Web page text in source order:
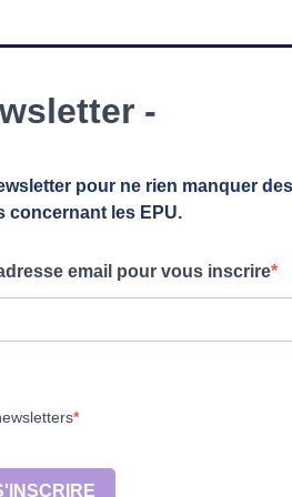
-
pour ne rien manquer des
concernant les EPU.
email pour vous inscrire